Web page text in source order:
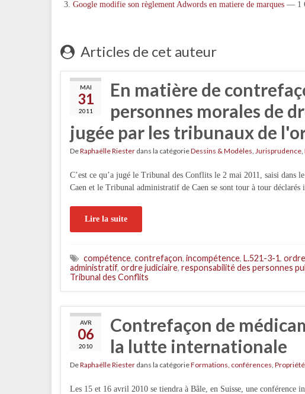
Google modifie son règlement Adwords en matiere de marques — 1
Articles de cet auteur
MAI
31
2011
En matière de
personnes morales de
jugée par les tribunaux de
DeRaphaëlle Riester dans la catégorieDessins & Modèles, Jurisprudence,
C’est ce qu’a jugé le Tribunal des Conflits le 2 mai 2011, saisi dans
Caen et le Tribunal administratif de Caen se sont tour à tour déclarés
Lire la suite
compétence, contrefaçon, incompétence, L.521-3-1, ordre
administratif, ordre judiciaire, responsabilité des personnes
Tribunal des Conflits
AVR
06
2010
Contrefaçon de
la lutte internationale
DeRaphaëlle Riester dans la catégorieFormations, conférences,
Les 15 et 16 avril 2010 se tiendra à Bâle, en Suisse, une conférence